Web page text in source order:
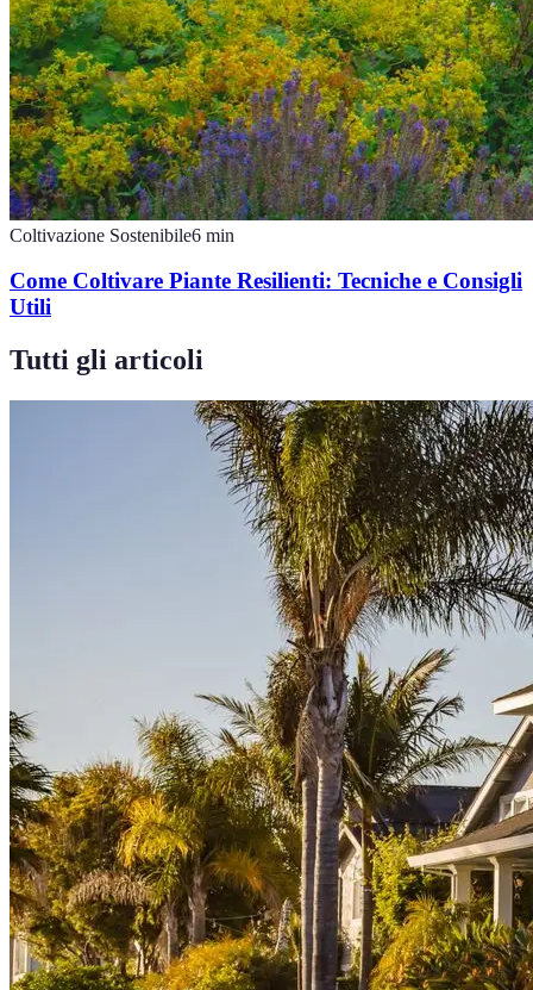
Coltivazione Sostenibile6 min
Come Coltivare Piante Resilienti: Tecniche e Consigli
Utili
Tutti gli articoli